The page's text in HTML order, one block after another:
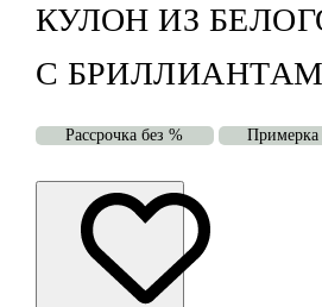
КУЛОН ИЗ
С
Рассрочка без % Примерка